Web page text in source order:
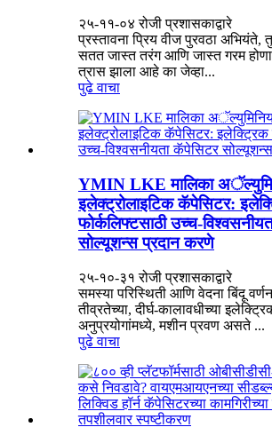
२५-११-०४ रोजी प्रशासकाद्वारे
प्रस्तावना प्रिय वीज पुरवठा अभियंते,
सतत जास्त तरंग आणि जास्त गरम
त्रास झाला आहे का जेव्हा...
पुढे वाचा
YMIN LKE मालिका
इलेक्ट्रोलाइटिक कॅपेसिटर:
फोर्कलिफ्टसाठी उच्च-
सोल्यूशन्स प्रदान करणे
२५-१०-३१ रोजी प्रशासकाद्वारे
समस्या परिस्थिती आणि वेदना बिंदू
तीव्रतेच्या, दीर्घ-कालावधीच्या
अनुप्रयोगांमध्ये, मशीन प्रवण असते ...
पुढे वाचा